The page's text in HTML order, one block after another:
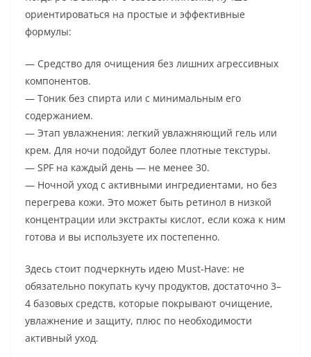
ориентироваться на простые и эффективные
формулы:
— Средство для очищения без лишних агрессивных
компонентов.
— Тоник без спирта или с минимальным его
содержанием.
— Этап увлажнения: легкий увлажняющий гель или
крем. Для ночи подойдут более плотные текстуры.
— SPF на каждый день — не менее 30.
— Ночной уход с активными ингредиентами, но без
перегрева кожи. Это может быть ретинол в низкой
концентрации или экстракты кислот, если кожа к ним
готова и вы используете их постепенно.
Здесь стоит подчеркнуть идею Must-Have: не
обязательно покупать кучу продуктов, достаточно 3–
4 базовых средств, которые покрывают очищение,
увлажнение и защиту, плюс по необходимости
активный уход.